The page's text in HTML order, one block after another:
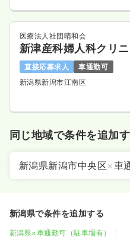
医療法人社団晴和会
新津産科婦人科クリ
直接応募求人
車通勤可
新潟県新潟市江南区
同じ地域で条件を追加
新潟県新潟市中央区×車
新潟県で条件を追加する
新潟県×車通勤可（駐車場有）